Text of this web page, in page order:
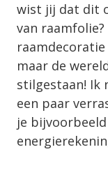
wist jij dat dit
van
maar de
stilgestaan! Ik
een paar
je